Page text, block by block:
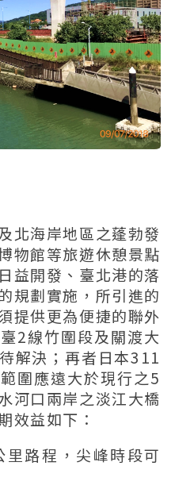
北海岸地區之蓬勃發
物館等旅遊休憩景點
益開發、臺北港的落
規劃實施，所引進的
提供更為便捷的聯外
2線竹圍段及關渡大
解決；再者日本311
圍應遠大於現行之5
河口兩岸之淡江大橋
效益如下：
路程，尖峰時段可